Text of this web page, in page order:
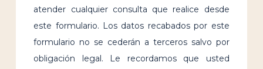
atender cualquier consulta que realice desde
este formulario. Los datos recabados por este
formulario no se cederán a terceros salvo por
obligación legal. Le recordamos que usted